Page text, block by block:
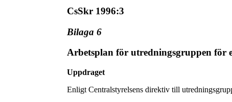
CsSkr 1996:3
Bilaga 6
Arbetsplan för utredningsgruppen för
Uppdraget
Enligt Centralstyrelsens direktiv till